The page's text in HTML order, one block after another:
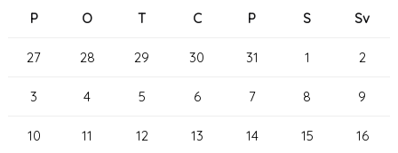
P O T C P S Sv
27 28 29 30 31 1 2
3 4 5 6 7 8 9
10 11 12 13 14 15 16